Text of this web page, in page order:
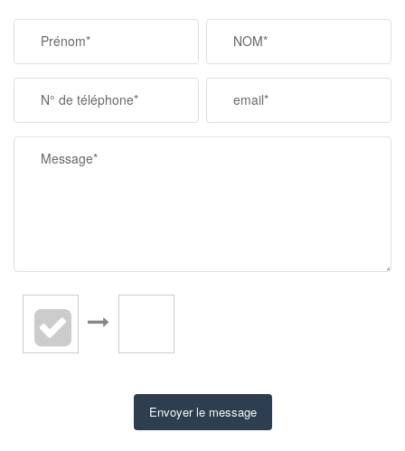
Prénom* NOM*
N° de téléphone* email*
Message*
Envoyer le message